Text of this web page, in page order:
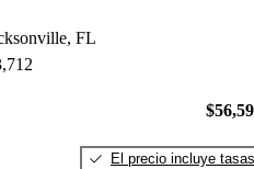
FL
El precio incluye tasas